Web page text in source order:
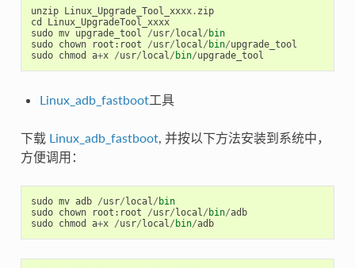
unzip Linux_Upgrade_Tool_xxxx. zip
cd
Linux_UpgradeTool_xxxx
sudo mv upgrade_tool /usr/ local/ bin
sudo chown root : root /usr/ local/ bin/upgrade_tool
sudo chmod a+x /usr/ local/ bin/upgrade_tool
Linux_adb_fastboot工具
下载 Linux_adb_fastboot, 并按以下方法安装到系统中，
方便调用：
sudo mv adb /usr/ local/ bin
sudo chown root : root /usr/ local/ bin/adb
sudo chmod a+x /usr/ local/ bin/adb